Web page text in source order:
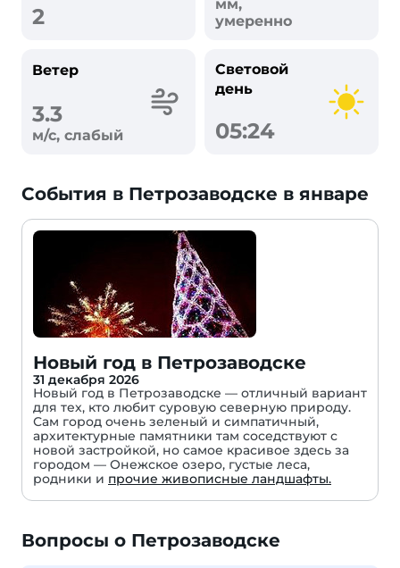
2
мм,
умеренно
Ветер
3.3
м/с, слабый
Световой
день
05:24
События в Петрозаводске в январе
Новый год в Петрозаводске
31 декабря 2026
Новый год в Петрозаводске — отличный вариант
для тех, кто любит суровую северную природу.
Сам город очень зеленый и симпатичный,
архитектурные памятники там соседствуют с
новой застройкой, но самое красивое здесь за
городом — Онежское озеро, густые леса,
родники и прочие живописные ландшафты.
Вопросы о Петрозаводске